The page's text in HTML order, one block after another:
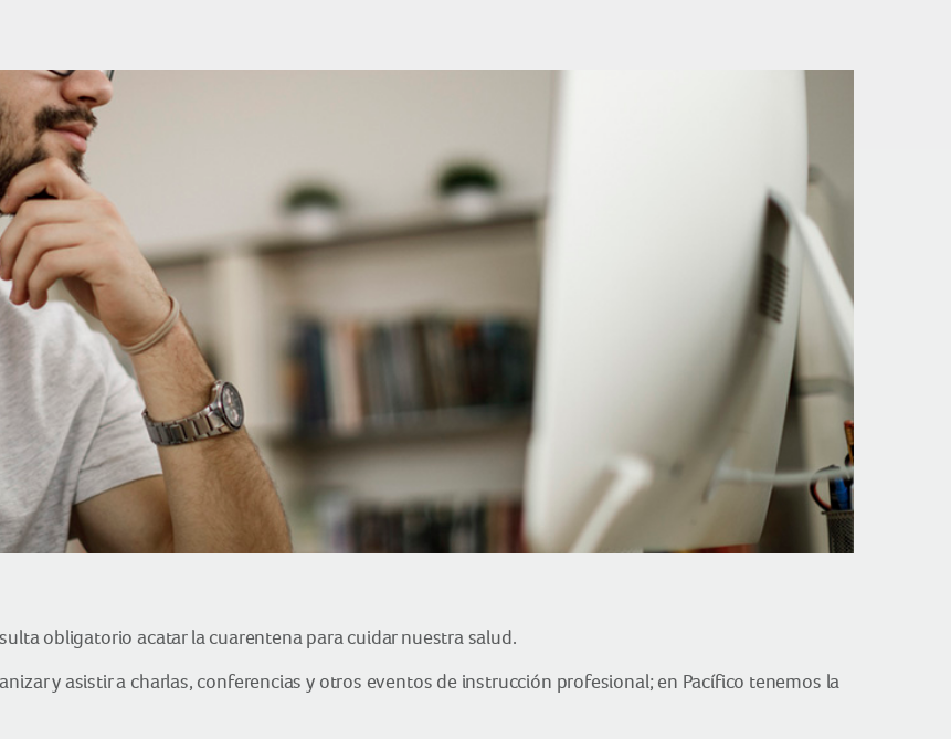
obligatorio acatar la cuarentena para cuidar nuestra salud.
y asistir a charlas, conferencias y otros eventos de instrucción profesional; en Pacífico tenemos la